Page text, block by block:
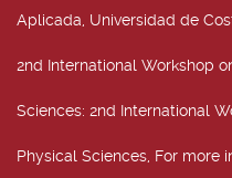
Aplicada, Universidad de
2nd International Workshop
Sciences: 2nd International
Physical Sciences, For more